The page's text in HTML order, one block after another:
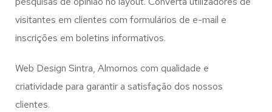
visitantes em clientes com formulários de e-mail e
inscrições em boletins informativos.
Web Design Sintra, Almornos com qualidade e
criatividade para garantir a satisfação dos nossos
clientes.